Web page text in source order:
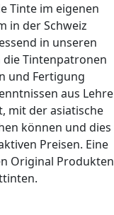
Tinte im eigenen
in der Schweiz
in unseren
Tintenpatronen
und Fertigung
aus Lehre
mit der asiatische
können und dies
Preisen. Eine
Original Produkten